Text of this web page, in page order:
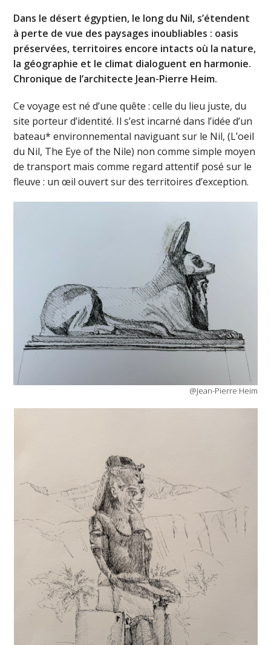
Dans le désert égyptien, le long du Nil, s’étendent
à perte de vue des paysages inoubliables : oasis
préservées, territoires encore intacts où la nature,
la géographie et le climat dialoguent en harmonie.
Chronique de l’architecte Jean-Pierre Heim.
Ce voyage est né d’une quête : celle du lieu juste, du
site porteur d’identité. Il s’est incarné dans l’idée d’un
bateau* environnemental naviguant sur le Nil, (L’oeil
du Nil, The Eye of the Nile) non comme simple moyen
de transport mais comme regard attentif posé sur le
fleuve : un œil ouvert sur des territoires d’exception.
@Jean-Pierre Heim